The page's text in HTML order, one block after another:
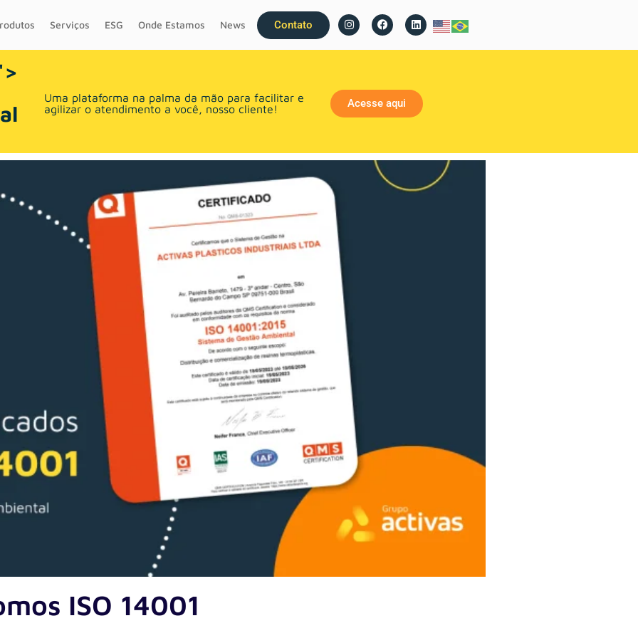
Serviços ESG Onde Estamos News Contato
Uma plataforma na palma da mão para facilitar e
agilizar o atendimento a você, nosso cliente!
Acesse aqui
ISO 14001